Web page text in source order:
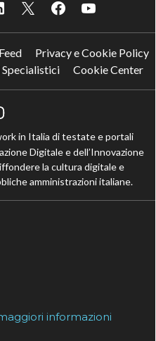
Privacy e Cookie Policy
Cookie Center
in Italia di testate e portali
Digitale e dell’Innovazione
la cultura digitale e
amministrazioni italiane.
informazioni